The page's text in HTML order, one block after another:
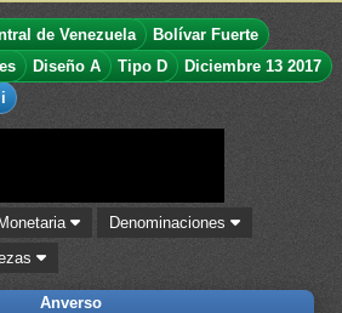
de Venezuela
Bolívar Fuerte
Diseño A Tipo D
Diciembre 13 2017
Denominaciones
Anverso